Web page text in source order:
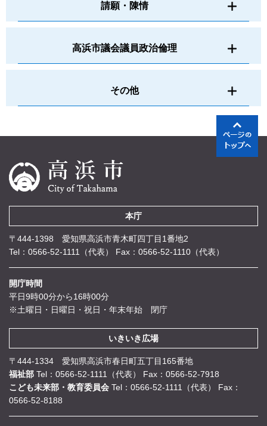
請願・陳情
高浜市議会議員政治倫理
その他
本庁
〒444-1398 愛知県高浜市青木町四丁目1番地2
Tel：0566-52-1111（代表）
Fax：0566-52-1110（代表）
開庁時間
平日9時00分から16時00分
※土曜日・日曜日・祝日・年末年始 閉庁
いきいき広場
〒444-1334 愛知県高浜市春日町五丁目165番地
福祉部 Tel：0566-52-1111（代表）
Fax：0566-52-7918
こども未来部・教育委員会 Tel：0566-52-1111（代表）
Fax：
0566-52-8188